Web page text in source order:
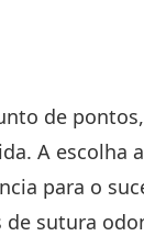
de
A escolha
para o
sutura